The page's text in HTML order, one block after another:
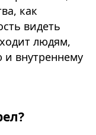
как
видеть
людям,
внутреннему